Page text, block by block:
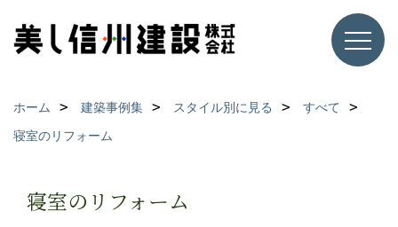
ホーム 建築事例集 スタイル別に見る
すべて
寝室のリフォーム
寝室のリフォーム